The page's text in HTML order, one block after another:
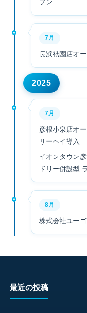
プン
7月
長浜祇園店オ
2025
7月
彦根小泉店オ
リーペイ導入
イオンタウン
ドリー併設型
8月
株式会社ユー
最近の投稿